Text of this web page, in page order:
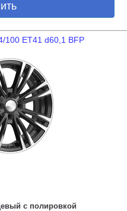
100 ET41 d60,1 BFP
с полировкой